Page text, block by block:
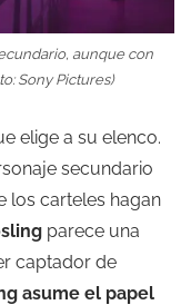
aunque con
Sony Pictures)
elige a su elenco.
secundario
los carteles hagan
parece una
captador de
asume el papel